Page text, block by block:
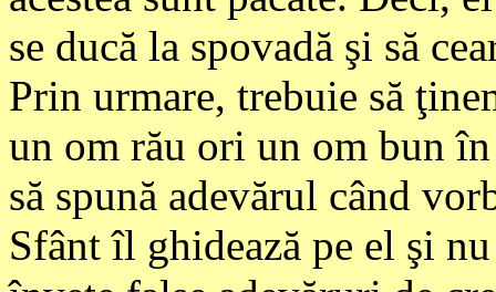
se ducă la spovadă şi să
Prin urmare, trebuie să
un om rău ori un om bun
să spună adevărul când
Sfânt îl ghidează pe el şi